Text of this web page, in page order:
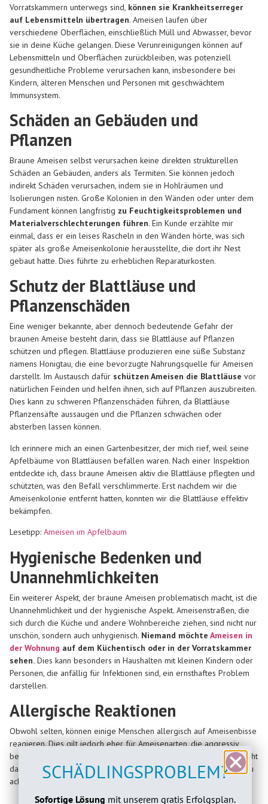
Vorratskammern unterwegs sind, können sie Krankheitserreger
auf Lebensmitteln übertragen. Ameisen laufen über
verschiedene Oberflächen, einschließlich Müll und Abwasser, bevor
sie in deine Küche gelangen. Diese Verunreinigungen können auf
Lebensmitteln und Oberflächen zurückbleiben, was potenziell
gesundheitliche Probleme verursachen kann, insbesondere bei
Kindern, älteren Menschen und Personen mit geschwächtem
Immunsystem.
Schäden an Gebäuden und
Pflanzen
Braune Ameisen selbst verursachen keine direkten strukturellen
Schäden an Gebäuden, anders als Termiten. Sie können jedoch
indirekt Schäden verursachen, indem sie in Hohlräumen und
Isolierungen nisten. Große Kolonien in den Wänden oder unter dem
Fundament können langfristig zu Feuchtigkeitsproblemen und
Materialverschlechterungen führen. Ein Kunde erzählte mir
einmal, dass er ein leises Rascheln in den Wänden hörte, was sich
später als große Ameisenkolonie herausstellte, die dort ihr Nest
gebaut hatte. Dies führte zu erheblichen Reparaturkosten.
Schutz der Blattläuse und
Pflanzenschäden
Eine weniger bekannte, aber dennoch bedeutende Gefahr der
braunen Ameise besteht darin, dass sie Blattläuse auf Pflanzen
schützen und pflegen. Blattläuse produzieren eine süße Substanz
namens Honigtau, die eine bevorzugte Nahrungsquelle für Ameisen
darstellt. Im Austausch dafür schützen Ameisen die Blattläuse vor
natürlichen Feinden und helfen ihnen, sich auf Pflanzen auszubreiten.
Dies kann zu schweren Pflanzenschäden führen, da Blattläuse
Pflanzensäfte aussaugen und die Pflanzen schwächen oder
absterben lassen können.
Ich erinnere mich an einen Gartenbesitzer, der mich rief, weil seine
Apfelbäume von Blattläusen befallen waren. Nach einer Inspektion
entdeckte ich, dass braune Ameisen aktiv die Blattläuse pflegten und
schützten, was den Befall verschlimmerte. Erst nachdem wir die
Ameisenkolonie entfernt hatten, konnten wir die Blattläuse effektiv
bekämpfen.
Lesetipp: Ameisen im Apfelbaum
Hygienische Bedenken und
Unannehmlichkeiten
Ein weiterer Aspekt, der braune Ameisen problematisch macht, ist die
Unannehmlichkeit und der hygienische Aspekt. Ameisenstraßen, die
sich durch die Küche und andere Wohnbereiche ziehen, sind nicht nur
unschön, sondern auch unhygienisch. Niemand möchte Ameisen in
der Wohnung auf dem Küchentisch oder in der Vorratskammer
sehen. Dies kann besonders in Haushalten mit kleinen Kindern oder
Personen, die anfällig für Infektionen sind, ein ernsthaftes Problem
darstellen.
Allergische Reaktionen
Obwohl selten, können einige Menschen allergisch auf Ameisenbisse
reagieren. Dies gilt jedoch eher für Ameisenarten, die aggressiv
beißen oder stechen. Die braune Ameise gehört normalerweise nicht
dazu. Dennoch ist es wichtig, auf mögliche allergische Reaktionen zu
achten und im Zweifelsfall einen Arzt zu konsultieren.
SCHÄDLINGSPROBLEM?
Sofortige Lösung mit unserem gratis Erfolgsplan.